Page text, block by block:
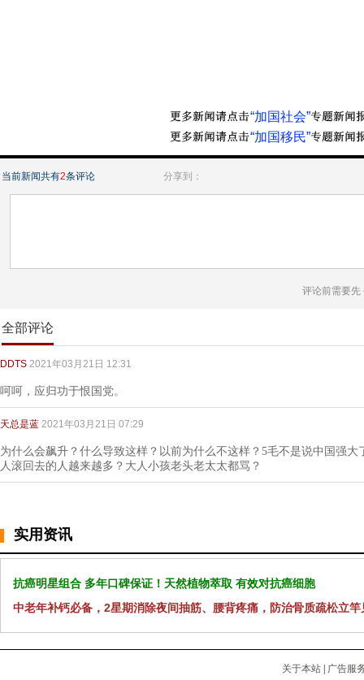
“加国社会”
“加国移民”
当前新闻共有2条评论 分享到：
评论前需要先
全部评论
DDTS 2021年03月21日 12:31
呵呵，应归功于恨国党。
天总是蓝 2021年03月21日 07:29
为什么会飙升？什么导致这样？以前为什么不这样？5毛不是说中国强
人滚回去的人越来越多？大人小孩老头老太太都骂？
实用资讯
抗癌明星组合 多年口碑保证！天然植物萃取 有效对抗癌细胞
中老年补钙必备，2星期消除夜间抽筋、腰背疼痛，防治骨质疏松立竿
关于本站
广告服